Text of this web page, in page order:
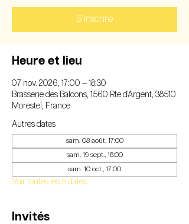
S'inscrire
Heure et lieu
07 nov. 2026, 17:00 – 18:30
Brasserie des Balcons, 1560 Rte d'Argent, 38510
Morestel, France
Autres dates
sam. 08 août, 17:00
sam. 19 sept., 16:00
sam. 10 oct., 17:00
Voir toutes les 5 dates
Invités